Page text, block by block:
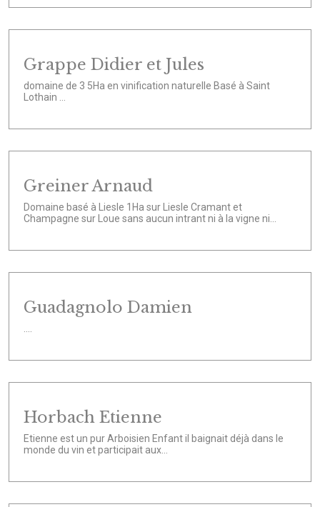
Grappe Didier et Jules
domaine de 3 5Ha en vinification naturelle Basé à Saint
Lothain ...
Greiner Arnaud
Domaine basé à Liesle 1Ha sur Liesle Cramant et
Champagne sur Loue sans aucun intrant ni à la vigne ni...
Guadagnolo Damien
Horbach Etienne
Etienne est un pur Arboisien Enfant il baignait déjà dans le
monde du vin et participait aux...